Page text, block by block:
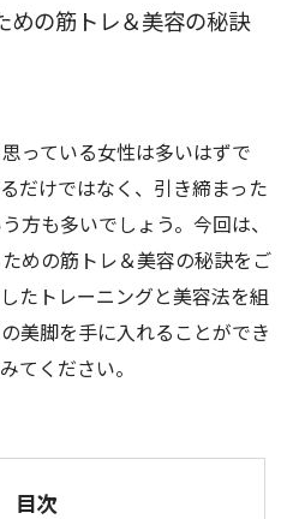
めの筋トレ＆美容の秘訣
っている女性は多いはずで
だけではなく、引き締まった
方も多いでしょう。今回は、
めの筋トレ＆美容の秘訣をご
たトレーニングと美容法を組
美脚を手に入れることができ
てください。
目次